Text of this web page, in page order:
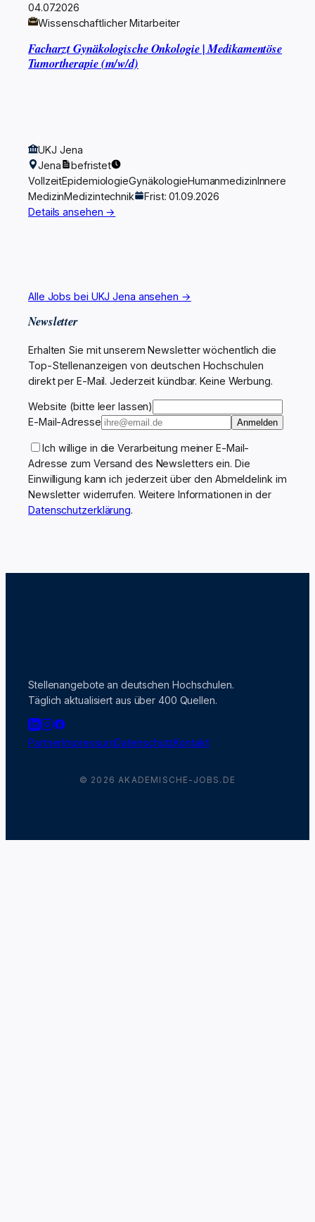
04.07.2026
Wissenschaftlicher Mitarbeiter
Facharzt Gynäkologische Onkologie | Medikamentöse
Tumortherapie (m/w/d)
UKJ Jena
Jena
befristet
VollzeitEpidemiologieGynäkologieHumanmedizinInnere
MedizinMedizintechnik
Frist: 01.09.2026
Details ansehen →
Alle Jobs bei UKJ Jena ansehen →
Newsletter
Erhalten Sie mit unserem Newsletter wöchentlich die
Top-Stellenanzeigen von deutschen Hochschulen
direkt per E-Mail. Jederzeit kündbar. Keine Werbung.
Website (bitte leer lassen)
E-Mail-Adresse
Anmelden
Ich willige in die Verarbeitung meiner E-Mail-
Adresse zum Versand des Newsletters ein. Die
Einwilligung kann ich jederzeit über den Abmeldelink im
Newsletter widerrufen. Weitere Informationen in der
Datenschutzerklärung.
Stellenangebote an deutschen Hochschulen.
Täglich aktualisiert aus über 400 Quellen.
PartnerImpressumDatenschutzKontakt
© 2026 AKADEMISCHE-JOBS.DE